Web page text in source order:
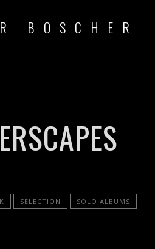
BOSCHER
SELECTION SOLO ALBUMS